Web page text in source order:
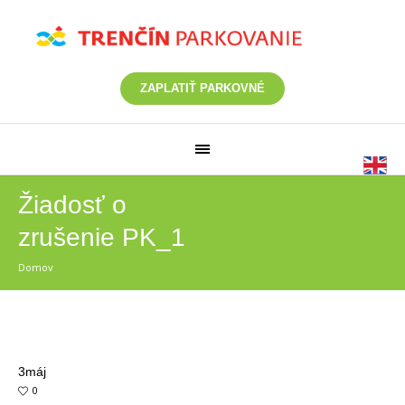
ZAPLATIŤ PARKOVNÉ
Žiadosť o
zrušenie PK_1
Domov
3máj
0